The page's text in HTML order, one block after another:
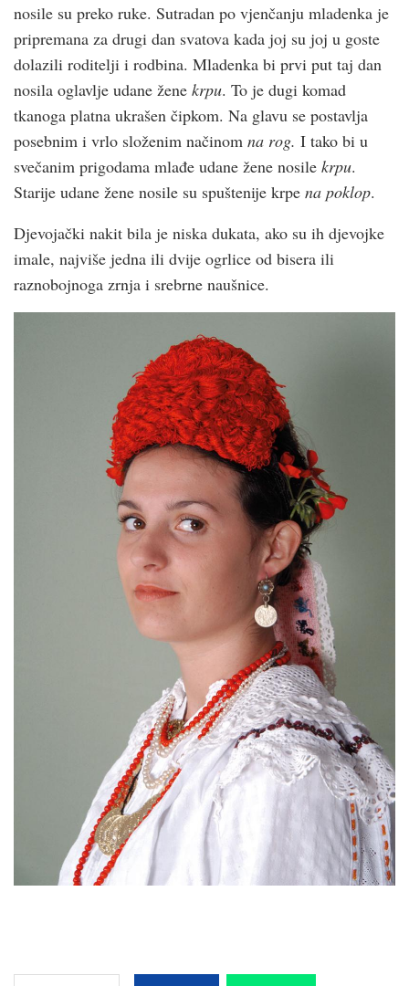
nosile su preko ruke. Sutradan po vjenčanju mladenka je
pripremana za drugi dan svatova kada joj su joj u goste
dolazili roditelji i rodbina. Mladenka bi prvi put taj dan
nosila oglavlje udane žene krpu. To je dugi komad
tkanoga platna ukrašen čipkom. Na glavu se postavlja
posebnim i vrlo složenim načinom na rog. I tako bi u
svečanim prigodama mlađe udane žene nosile krpu.
Starije udane žene nosile su spuštenije krpe na poklop.
Djevojački nakit bila je niska dukata, ako su ih djevojke
imale, najviše jedna ili dvije ogrlice od bisera ili
raznobojnoga zrnja i srebrne naušnice.